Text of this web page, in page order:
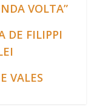
VOLTA”
DE FILIPPI
VALES